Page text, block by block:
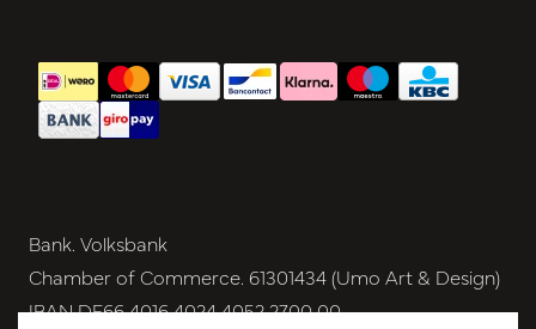
Bank. Volksbank
Chamber of Commerce. 61301434 (Umo Art & Design)
IBAN DE66 4016 4024 4052 2700 00